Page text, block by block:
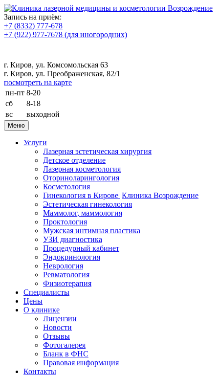
Запись на приём:
+7 (8332) 777-678
+7 (922) 977-7678 (для иногородних)
г. Киров, ул. Комсомольская 63
г. Киров, ул. Преображенская, 82/1
посмотреть на карте
пн-пт 8-20
сб
8-18
вс
выходной
Меню
Услуги
Лазерная эстетическая хирургия
Детское отделение
Лазерная косметология
Оториноларингология
Косметология
Гинекология в Кирове |Клиника Возрождение
Эстетическая гинекология
Маммолог, маммология
Проктология
Мужская интимная пластика
УЗИ диагностика
Процедурный кабинет
Эндокринология
Неврология
Ревматология
Физиотерапия
Специалисты
Цены
О клинике
Лицензии
Новости
Отзывы
Фотогалерея
Бланк в ФНС
Правовая информация
Контакты